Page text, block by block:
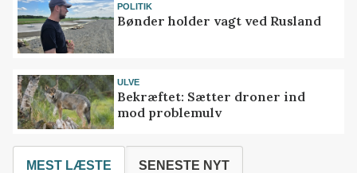
POLITIK
Bønder holder vagt ved Rusland
ULVE
Bekræftet: Sætter droner ind
mod problemulv
MEST LÆSTE SENESTE NYT